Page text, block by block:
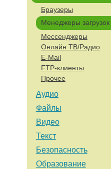
Браузеры
Менеджеры загрузок
Мессенджеры
Онлайн ТВ/Радио
E-Mail
FTP-клиенты
Прочее
Аудио
Файлы
Видео
Текст
Безопасность
Образование